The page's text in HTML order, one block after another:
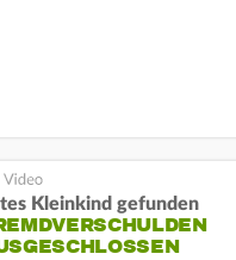
Kleinkind gefunden